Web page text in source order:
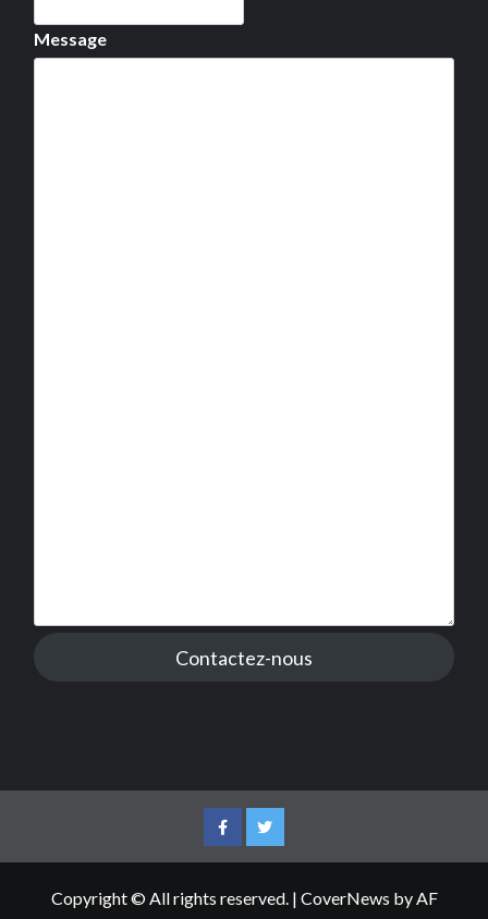
Message
Contactez-nous
FacebookTwitter
Copyright © All rights reserved. | CoverNews by AF